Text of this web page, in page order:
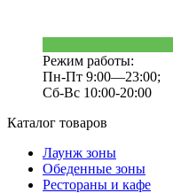
Режим работы:
Пн-Пт 9:00—23:00;
Сб-Вс 10:00-20:00
Каталог товаров
Лаунж зоны
Обеденные зоны
Рестораны и кафе